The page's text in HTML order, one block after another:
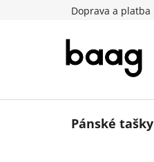
Doprava a platba
Pánské tašky